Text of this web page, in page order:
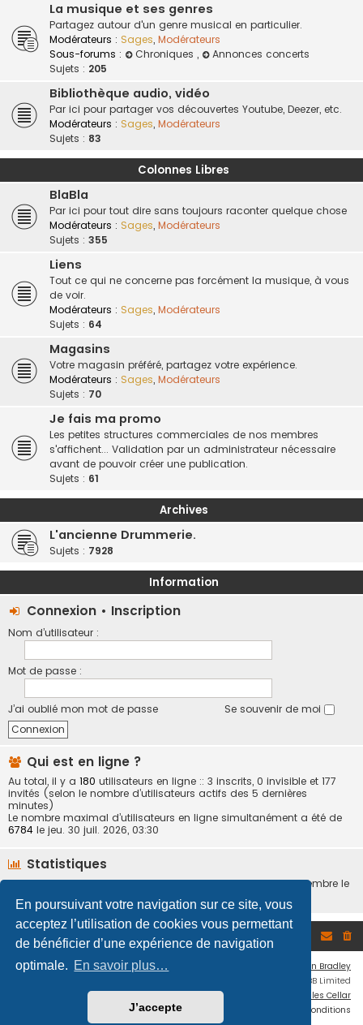
En poursuivant votre navigation sur ce site, vous
acceptez l’utilisation de cookies vous permettant
de bénéficier d’une expérience de navigation
optimale. En savoir plus…
J’accepte
La musique et ses genres
Partagez autour d'un genre musical en particulier.
Modérateurs : Sages, Modérateurs
Sous-forums :
Chroniques ,
Annonces concerts
Sujets : 205
Bibliothèque audio, vidéo
Par ici pour partager vos découvertes Youtube, Deezer, etc.
Modérateurs : Sages, Modérateurs
Sujets : 83
Colonnes Libres
BlaBla
Par ici pour tout dire sans toujours raconter quelque chose
Modérateurs : Sages, Modérateurs
Sujets : 355
Liens
Tout ce qui ne concerne pas forcément la musique, à vous
de voir.
Modérateurs : Sages, Modérateurs
Sujets : 64
Magasins
Votre magasin préféré, partagez votre expérience.
Modérateurs : Sages, Modérateurs
Sujets : 70
Je fais ma promo
Les petites structures commerciales de nos membres
s'affichent... Validation par un administrateur nécessaire
avant de pouvoir créer une publication.
Sujets : 61
Archives
L'ancienne Drummerie.
Sujets : 7928
Information
Connexion • Inscription
Nom d’utilisateur :
Mot de passe :
J’ai oublié mon mot de passe Se souvenir de moi
Qui est en ligne ?
Au total, il y a 180 utilisateurs en ligne :: 3 inscrits, 0 invisible et 177
invités (selon le nombre d’utilisateurs actifs des 5 dernières
minutes)
Le nombre maximal d’utilisateurs en ligne simultanément a été de
6784 le jeu. 30 juil. 2026, 03:30
Statistiques
412268messages •22901sujets •6924membres • Notre membre le
Accueil du forum
Ian Bradley
® Forum Software © phpBB Limited
Traduction française officielle
Miles Cellar
Conditions